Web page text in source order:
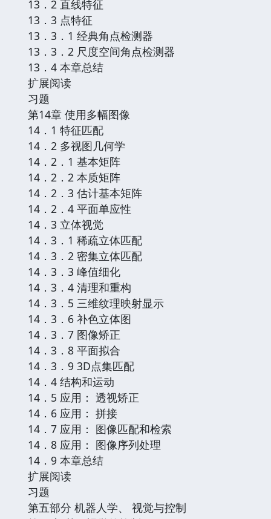
13．2 直线特征
13．3 点特征
13．3．1 经典角点检测器
13．3．2 尺度空间角点检测器
13．4 本章总结
扩展阅读
习题
第14章 使用多幅图像
14．1 特征匹配
14．2 多视图几何学
14．2．1 基本矩阵
14．2．2 本质矩阵
14．2．3 估计基本矩阵
14．2．4 平面单应性
14．3 立体视觉
14．3．1 稀疏立体匹配
14．3．2 密集立体匹配
14．3．3 峰值细化
14．3．4 清理和重构
14．3．5 三维纹理映射显示
14．3．6 补色立体图
14．3．7 图像矫正
14．3．8 平面拟合
14．3．9 3D点集匹配
14．4 结构和运动
14．5 应用： 透视矫正
14．6 应用： 拼接
14．7 应用： 图像匹配和检索
14．8 应用： 图像序列处理
14．9 本章总结
扩展阅读
习题
第五部分 机器人学、 视觉与控制